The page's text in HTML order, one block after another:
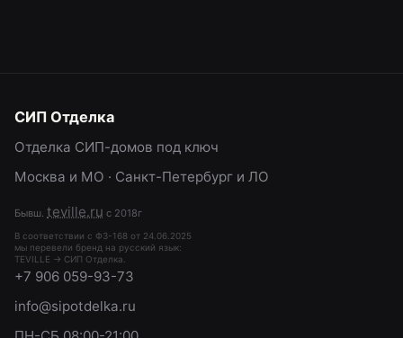
СИП Отделка
Отделка СИП-домов под ключ
Москва и МО · Санкт-Петербург и ЛО
Бывш. teville.ru с 2018г
В соответствии с ФЗ-168 от 24.06.2025
мы перевели бренд на русский язык:
TEVILLE → СИП Отделка.
+7 906 059-93-73
info@sipotdelka.ru